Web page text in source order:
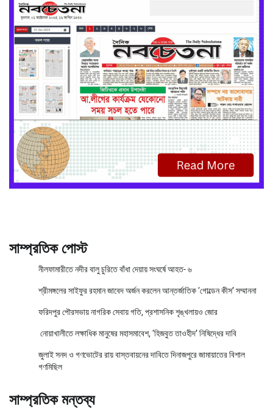
সাম্প্রতিক পোস্ট
নীলফামারীতে নদীর বালু চুরিতে বাঁধা দেয়ায় সংঘর্ষে আহত- ৬
শ্রীমঙ্গলের সাইফুর রহমান জাবেদ অর্জন করলেন আন্তর্জাতিক ‘গোল্ডেন কীস’ সম্মাননা
ফরিদপুর পৌরসভায় নাগরিক সেবায় গতি, প্রশাসনিক শৃঙ্খলায়ও জোর
নোয়াখালীতে লক্ষাধিক মানুষের মহাসমাবেশ, ‘হিজবুত তাওহীদ’ নিষিদ্ধের দাবি
জুলাই সনদ ও গণভোটের রায় বাস্তবায়নের দাবিতে দিনাজপুরে জামায়াতের বিশাল
গণমিছিল
সাম্প্রতিক মন্তব্য